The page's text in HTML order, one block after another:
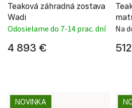
Teaková záhradná zostava
Wadi
Odosielame do 7-14 prac. dní
4 893 €
Na
NOVINKA